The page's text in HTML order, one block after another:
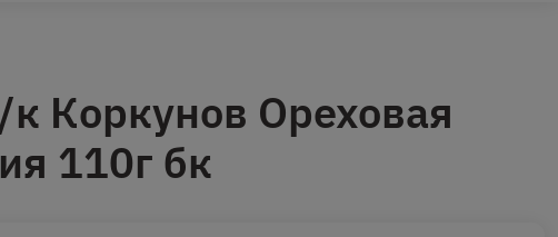
Коркунов Ореховая
110г бк